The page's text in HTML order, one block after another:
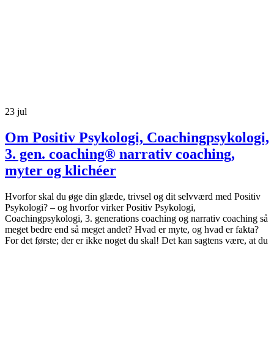
23 jul
Om Positiv Psykologi, Coachingpsykologi,
3. gen. coaching® narrativ coaching,
myter og klichéer
Hvorfor skal du øge din glæde, trivsel og dit selvværd med Positiv
Psykologi? – og hvorfor virker Positiv Psykologi,
Coachingpsykologi, 3. generations coaching og narrativ coaching så
meget bedre end så meget andet? Hvad er myte, og hvad er fakta?
For det første; der er ikke noget du skal! Det kan sagtens være, at du